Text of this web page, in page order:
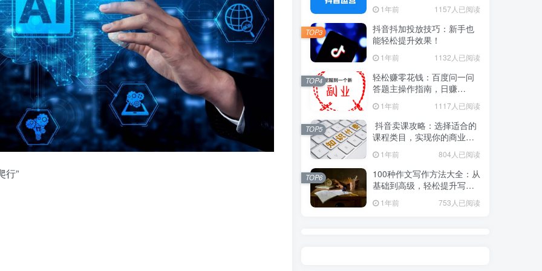
行”
1年前 1157人已阅读
抖音抖加投放技巧：新手也
能轻松提升效果！
1年前 1132人已阅读
TOP3
轻松赚零花钱：百度问一问
答题主操作指南，日赚
1年前 1117人已阅读
TOP4
抖音卖课攻略：选择适合的
课程类目，实现你的商业价
1年前 804人已阅读
TOP5
100种作文写作方法大全：从
基础到高级，轻松提升写作
1年前 753人已阅读
TOP6